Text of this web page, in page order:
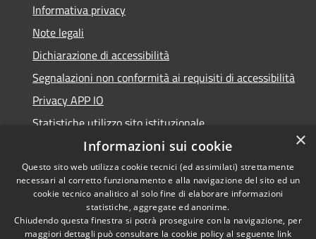
Informativa privacy
Note legali
Dichiarazione di accessibilità
Segnalazioni non conformità ai requisiti di accessibilità
Privacy APP IO
Statistiche utilizzo sito istituzionale
Qualità dei Servizi Comunali
RSS
Accessibilità
Copyright © 2023 •
Città di Peschiera
×
Informazioni sui cookie
Questo sito web utilizza cookie tecnici (ed assimilati) strettamente
necessari al corretto funzionamento e alla navigazione del sito ed un
cookie tecnico analitico al solo fine di elaborare informazioni
statistiche, aggregate ed anonime.
Chiudendo questa finestra si potrà proseguire con la navigazione, per
maggiori dettagli può consultare la cookie policy al seguente link